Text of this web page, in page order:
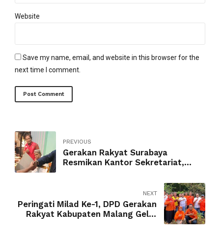
Website
Save my name, email, and website in this browser for the
next time I comment.
Post Comment
PREVIOUS
Gerakan Rakyat Surabaya
Resmikan Kantor Sekretariat,
NEXT
Peringati Milad Ke-1, DPD Gerakan
Rakyat Kabupaten Malang Gelar